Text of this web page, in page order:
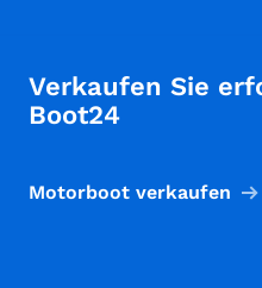
Verkaufen Sie
Boot24
Motorboot verkaufen